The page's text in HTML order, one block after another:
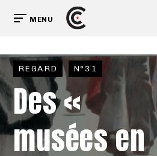
MENU
REGARD N°31
Des «
musées en